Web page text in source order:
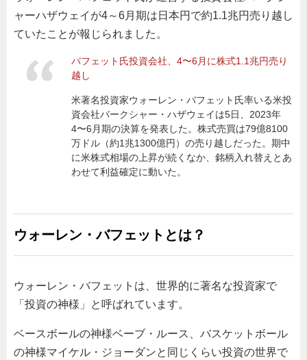
ャーハザウェイが4～6月期は日本円で約1.1兆円売り越し
ていたことが報じられました。
バフェット氏投資会社、4〜6月に株式1.1兆円売り
越し
米著名投資家ウォーレン・バフェット氏率いる米投
資会社バークシャー・ハザウェイは5日、2023年
4〜6月期の決算を発表した。株式売買は79億8100
万ドル（約1兆1300億円）の売り越しだった。期中
に米株式相場の上昇が続くなか、銘柄入れ替えとあ
わせて利益確定に動いた。
ウォーレン・バフェットとは？
ウォーレン・バフェットは、世界的に著名な投資家で
「投資の神様」と呼ばれています。
ベースボールの神様ベーブ・ルース、バスケットボール
の神様マイケル・ジョーダンと同じくらい投資の世界で